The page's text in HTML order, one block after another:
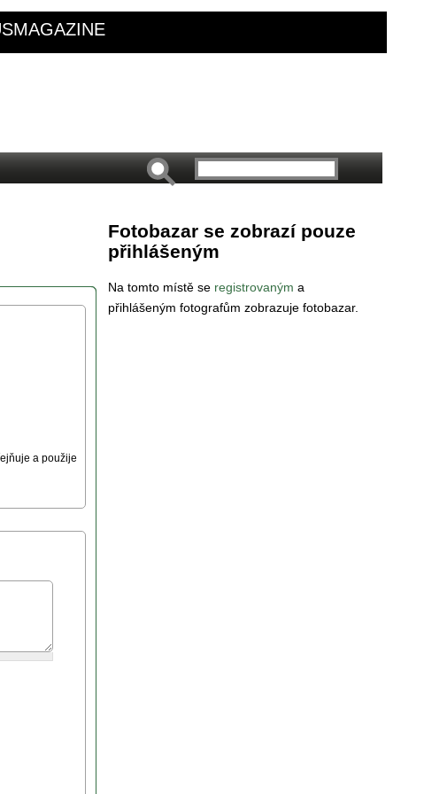
a použije
Fotobazar se zobrazí pouze
přihlášeným
Na tomto místě se registrovaným a
přihlášeným fotografům zobrazuje fotobazar.